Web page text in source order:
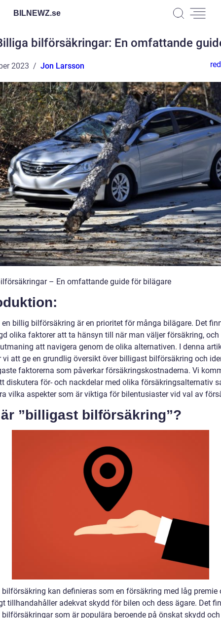
BILNEWZ.se
bilförsäkringar: En omfattande
2023 Jon Larsson
– En omfattande guide för bilägare
billig bilförsäkring är en prioritet för många bilägare. Det
olika faktorer att ta hänsyn till när man väljer försäkring, och
att navigera genom de olika alternativen. I denna
vi att ge en grundlig översikt över billigast bilförsäkring och
faktorerna som påverkar försäkringskostnaderna. Vi
diskutera för- och nackdelar med olika försäkringsalternativ
vilka aspekter som är viktiga för bilentusiaster vid val av
”billigast bilförsäkring”?
bilförsäkring kan definieras som en försäkring med låg premie
tillhandahåller adekvat skydd för bilen och dess ägare. Det
bilförsäkringar som är populära beroende på önskat skydd och